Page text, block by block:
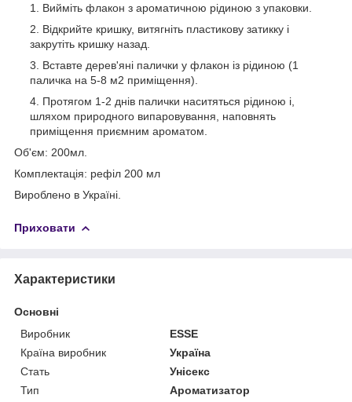
Вийміть флакон з ароматичною рідиною з упаковки.
Відкрийте кришку, витягніть пластикову затикку і
закрутіть кришку назад.
Вставте дерев'яні палички у флакон із рідиною (1
паличка на 5-8 м2 приміщення).
Протягом 1-2 днів палички наситяться рідиною і,
шляхом природного випаровування, наповнять
приміщення приємним ароматом.
Об'єм: 200мл.
Комплектація: рефіл 200 мл
Вироблено в Україні.
Приховати
Характеристики
Основні
Виробник
ESSE
Країна виробник
Україна
Стать
Унісекс
Тип
Ароматизатор